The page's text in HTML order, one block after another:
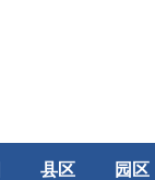
县区 园区